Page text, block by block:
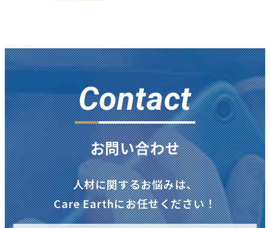
Contact
お問い合わせ
人材に関するお悩みは、
Care Earthにお任せください！